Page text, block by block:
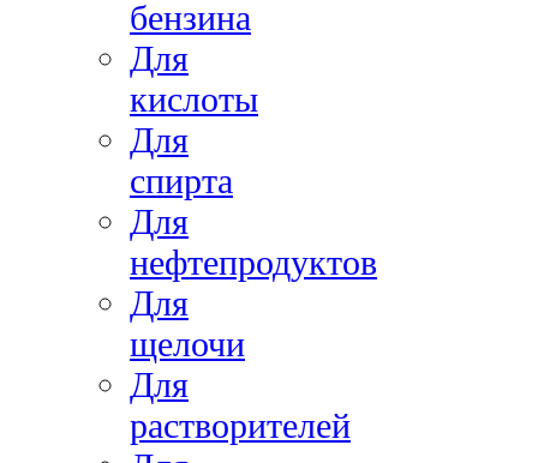
бензина
Для
кислоты
Для
спирта
Для
нефтепродуктов
Для
щелочи
Для
растворителей